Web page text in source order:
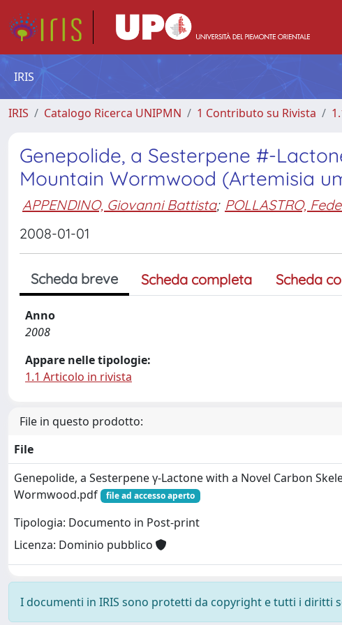
IRIS
IRIS Catalogo Ricerca UNIPMN 1 Contributo su Rivista
Genepolide, a Sesterpene #-
Mountain Wormwood (Artemisia
APPENDINO, Giovanni Battista; POLLASTRO,
2008-01-01
Scheda breve Scheda completa Scheda
Anno
2008
Appare nelle tipologie:
1.1 Articolo in rivista
File in questo prodotto:
File
Genepolide, a Sesterpene γ-Lactone with a Novel Carbon
Wormwood.pdf
file ad accesso aperto
Tipologia: Documento in Post-print
Licenza: Dominio pubblico
I documenti in IRIS sono protetti da copyright e tutti i diritti